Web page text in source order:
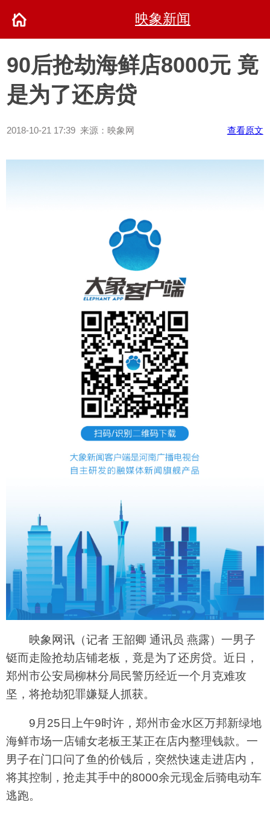
映象新闻
90后抢劫海鲜店8000元 竟
是为了还房贷
2018-10-21 17:39 来源：映象网 查看原文
映象网讯（记者 王韶卿 通讯员 燕露）一男子
铤而走险抢劫店铺老板，竟是为了还房贷。近日，
郑州市公安局柳林分局民警历经近一个月克难攻
坚，将抢劫犯罪嫌疑人抓获。
9月25日上午9时许，郑州市金水区万邦新绿地
海鲜市场一店铺女老板王某正在店内整理钱款。一
男子在门口问了鱼的价钱后，突然快速走进店内，
将其控制，抢走其手中的8000余元现金后骑电动车
逃跑。